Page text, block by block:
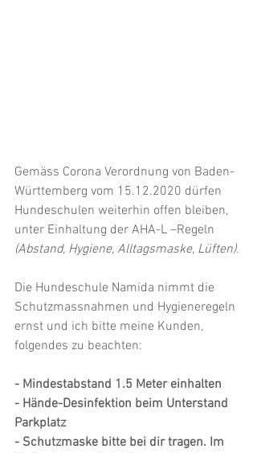
Gemäss Corona Verordnung von Baden-
Württemberg vom 15.12.2020 dürfen
Hundeschulen weiterhin offen bleiben,
unter Einhaltung der AHA-L –Regeln
(Abstand, Hygiene, Alltagsmaske, Lüften).
Die Hundeschule Namida nimmt die
Schutzmassnahmen und Hygieneregeln
ernst und ich bitte meine Kunden,
folgendes zu beachten:
- Mindestabstand 1.5 Meter einhalten
- Hände-Desinfektion beim Unterstand
Parkplatz
- Schutzmaske bitte bei dir tragen. Im